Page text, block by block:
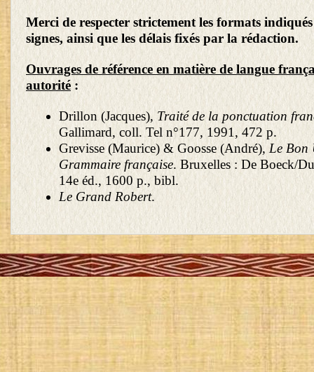
Merci de respecter strictement les formats
signes, ainsi que les délais fixés par la rédaction.
Ouvrages de référence en matière de langue
autorité :
Drillon (Jacques), Traité de la ponctuation
Gallimard, coll. Tel n°177, 1991, 472 p.
Grevisse (Maurice) & Goosse (André),Le Bon
Grammaire française. Bruxelles : De Boeck/
14e éd., 1600 p., bibl.
Le Grand Robert.